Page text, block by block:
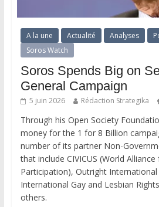
A la une Actualité Analyses
Soros Watch
Soros Spends Big on
General Campaign
5 juin 2026 Rédaction Strategika
Through his Open Society
money for the 1 for 8 Billion
number of its partner Non-
that include CIVICUS (World
Participation), Outright
International Gay and Lesbian
others.